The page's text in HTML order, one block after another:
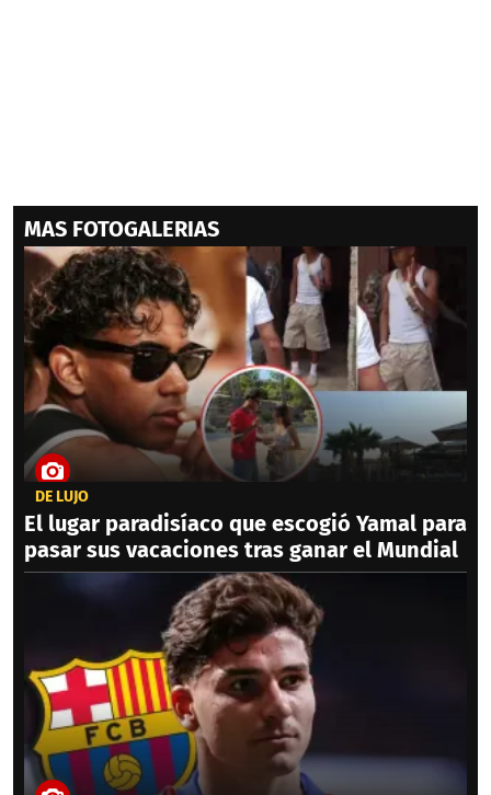
MAS FOTOGALERIAS
DE LUJO
El lugar paradisíaco que escogió Yamal para
pasar sus vacaciones tras ganar el Mundial